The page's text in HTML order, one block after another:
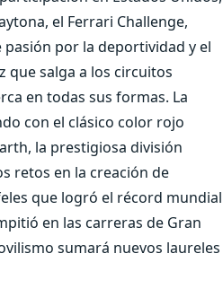
el Ferrari Challenge,
por la deportividad y el
que salga a los circuitos
en todas sus formas. La
con el clásico color rojo
la prestigiosa división
retos en la creación de
que logró el récord mundial
en las carreras de Gran
sumará nuevos laureles